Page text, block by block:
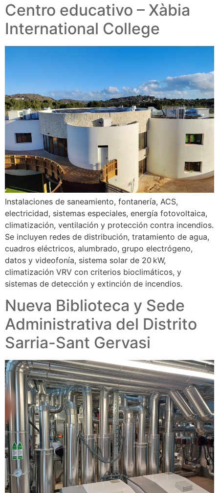
Centro educativo – Xàbia
International College
Instalaciones de saneamiento, fontanería, ACS,
electricidad, sistemas especiales, energía fotovoltaica,
climatización, ventilación y protección contra incendios.
Se incluyen redes de distribución, tratamiento de agua,
cuadros eléctricos, alumbrado, grupo electrógeno,
datos y videofonía, sistema solar de 20 kW,
climatización VRV con criterios bioclimáticos, y
sistemas de detección y extinción de incendios.
Nueva Biblioteca y Sede
Administrativa del Distrito
Sarria-Sant Gervasi